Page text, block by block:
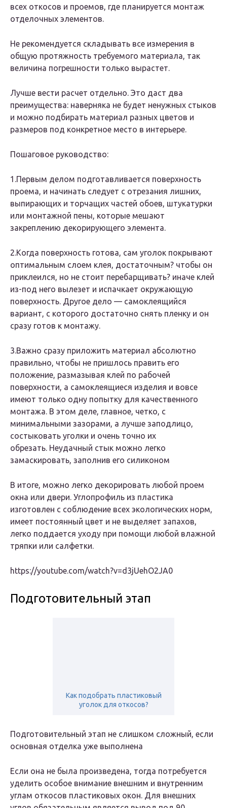
всех откосов и проемов, где планируется монтаж
отделочных элементов.
Не рекомендуется складывать все измерения в
общую протяжность требуемого материала, так
величина погрешности только вырастет.
Лучше вести расчет отдельно. Это даст два
преимущества: наверняка не будет ненужных стыков
и можно подбирать материал разных цветов и
размеров под конкретное место в интерьере.
Пошаговое руководство:
1.Первым делом подготавливается поверхность
проема, и начинать следует с отрезания лишних,
выпирающих и торчащих частей обоев, штукатурки
или монтажной пены, которые мешают
закреплению декорирующего элемента.
2.Когда поверхность готова, сам уголок покрывают
оптимальным слоем клея, достаточным? чтобы он
приклеился, но не стоит перебарщивать? иначе клей
из-под него вылезет и испачкает окружающую
поверхность. Другое дело — cамоклеящийся
вариант, с которого достаточно снять пленку и он
сразу готов к монтажу.
3.Важно сразу приложить материал абсолютно
правильно, чтобы не пришлось править его
положение, размазывая клей по рабочей
поверхности, а самоклеящиеся изделия и вовсе
имеют только одну попытку для качественного
монтажа. В этом деле, главное, четко, с
минимальными зазорами, а лучше заподлицо,
состыковать уголки и очень точно их
обрезать. Неудачный стык можно легко
замаскировать, заполнив его силиконом
В итоге, можно легко декорировать любой проем
окна или двери. Углопрофиль из пластика
изготовлен с соблюдение всех экологических норм,
имеет постоянный цвет и не выделяет запахов,
легко поддается уходу при помощи любой влажной
тряпки или салфетки.
https://youtube.com/watch?v=d3jUehO2JA0
Подготовительный этап
Как подобрать пластиковый
уголок для откосов?
Подготовительный этап не слишком сложный, если
основная отделка уже выполнена
Если она не была произведена, тогда потребуется
уделить особое внимание внешним и внутренним
углам откосов пластиковых окон. Для внешних